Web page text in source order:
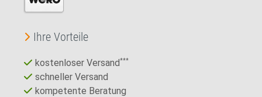
Ihre Vorteile
kostenloser Versand***
schneller Versand
kompetente Beratung